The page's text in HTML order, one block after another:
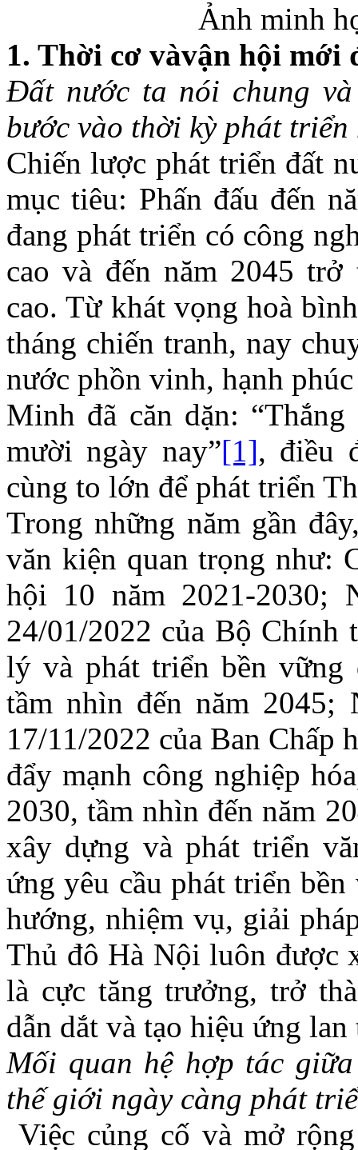
Ảnh minh
1. Thời cơ vàvận hội mới
Đất nước ta nói chung
bước vào thời kỳ phát
Chiến lược phát triển đất
mục tiêu: Phấn đấu đến
đang phát triển có công
cao và đến năm 2045
cao. Từ khát vọng hoà
tháng chiến tranh, nay
nước phồn vinh, hạnh
Minh đã căn dặn:
mười ngày nay”[1], điều
cùng to lớn để phát triển
Trong những năm gần
văn kiện quan trọng như:
hội 10 năm 2021-2030;
24/01/2022 của Bộ Chính
lý và phát triển bền vững
tầm nhìn đến năm 2045;
17/11/2022 của Ban Chấp
đẩy mạnh công nghiệp
2030, tầm nhìn đến năm
xây dựng và phát triển
ứng yêu cầu phát triển
hướng, nhiệm vụ, giải
Thủ đô Hà Nội luôn được
là cực tăng trưởng, trở
dẫn dắt và tạo hiệu ứng lan
Mối quan hệ hợp tác
thế giới ngày càng phát
Việc củng cố và mở